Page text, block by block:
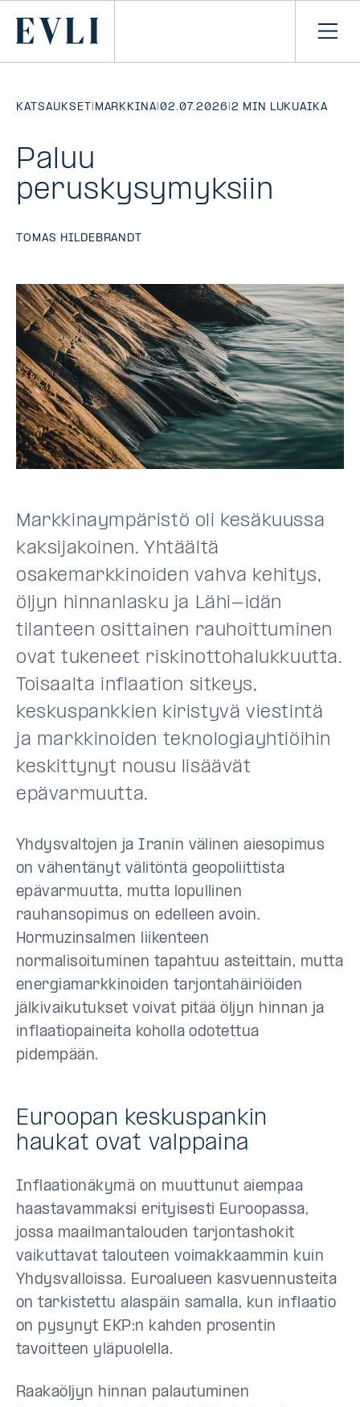
Primary
Avaa
KATSAUKSET | MARKKINA|02.07.2026 |2 MIN LUKUAIKA
Paluu
peruskysymyksiin
TOMAS HILDEBRANDT
Markkinaympäristö oli kesäkuussa
kaksijakoinen. Yhtäältä
osakemarkkinoiden vahva kehitys,
öljyn hinnanlasku ja Lähi-idän
tilanteen osittainen rauhoittuminen
ovat tukeneet riskinottohalukkuutta.
Toisaalta inflaation sitkeys,
keskuspankkien kiristyvä viestintä
ja markkinoiden teknologiayhtiöihin
keskittynyt nousu lisäävät
epävarmuutta.
Yhdysvaltojen ja Iranin välinen aiesopimus
on vähentänyt välitöntä geopoliittista
epävarmuutta, mutta lopullinen
rauhansopimus on edelleen avoin.
Hormuzinsalmen liikenteen
normalisoituminen tapahtuu asteittain, mutta
energiamarkkinoiden tarjontahäiriöiden
jälkivaikutukset voivat pitää öljyn hinnan ja
inflaatiopaineita koholla odotettua
pidempään.
Euroopan keskuspankin
haukat ovat valppaina
Inflaationäkymä on muuttunut aiempaa
haastavammaksi erityisesti Euroopassa,
jossa maailmantalouden tarjontashokit
vaikuttavat talouteen voimakkaammin kuin
Yhdysvalloissa. Euroalueen kasvuennusteita
on tarkistettu alaspäin samalla, kun inflaatio
on pysynyt EKP:n kahden prosentin
tavoitteen yläpuolella.
Raakaöljyn hinnan palautuminen